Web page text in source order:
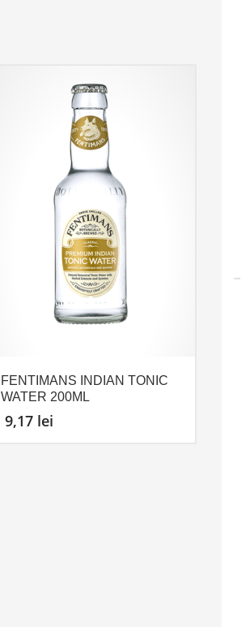
FENTIMANS INDIAN TONIC
WATER 200ML
9,17 lei